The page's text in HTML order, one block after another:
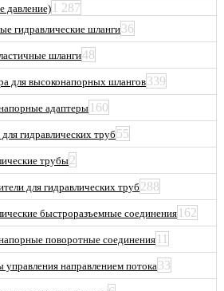
давление) 1 287
гидравлические шланги36
шланги48
для высоконапорных шлангов339
адаптеры 160
гидравлических труб55
трубы2
для гидравлических труб 288
быстроразъемные соединения 162
поворотные соединения 11
управления направлением потока33